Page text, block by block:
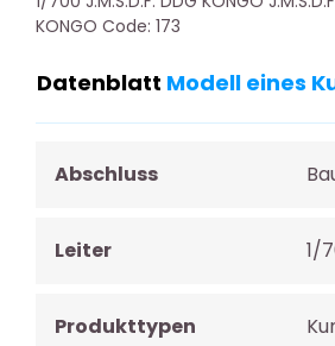
KONGO Code: 173
Datenblatt Modell eines
Abschluss
Leiter 1/
Produkttypen